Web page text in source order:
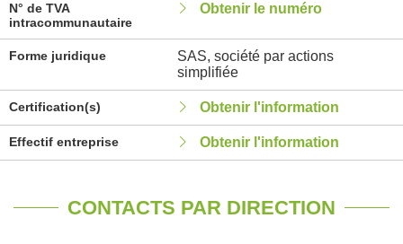
N° de TVA
intracommunautaire
Obtenir le numéro
Forme juridique
SAS, société par actions
simplifiée
Certification(s) Obtenir l'information
Effectif entreprise Obtenir l'information
CONTACTS PAR DIRECTION